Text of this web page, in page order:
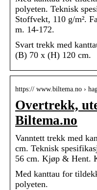
polyeten. Teknisk
Stoffvekt, 110 g/m².
m. 14-172.
Svart trekk med
(B) 70 x (H) 120 cm.
https:// www.biltema.no ›
Overtrekk,
Biltema.no
Vanntett trekk med
cm. Teknisk
56 cm. Kjøp & Hent.
Med kanttau for
polyeten.